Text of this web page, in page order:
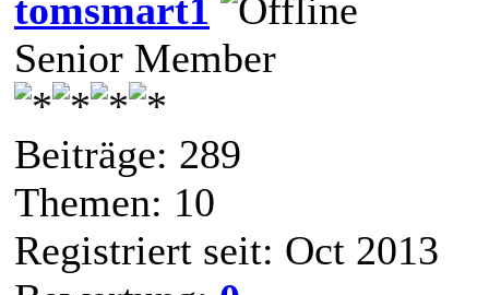
tomsmart1
Senior Member
Beiträge: 289
Themen: 10
Registriert seit: Oct 2013